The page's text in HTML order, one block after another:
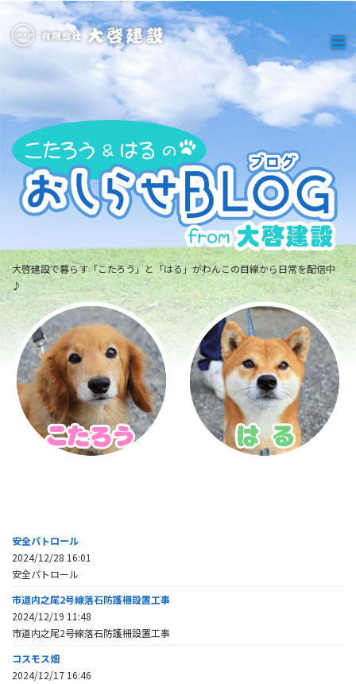
大啓建設で暮らす「こたろう」と「はる」がわんこの目線から日常を配信中
♪
安全パトロール
2024/12/28 16:01
安全パトロール
市道内之尾2号線落石防護柵設置工事
2024/12/19 11:48
市道内之尾2号線落石防護柵設置工事
コスモス畑
2024/12/17 16:46